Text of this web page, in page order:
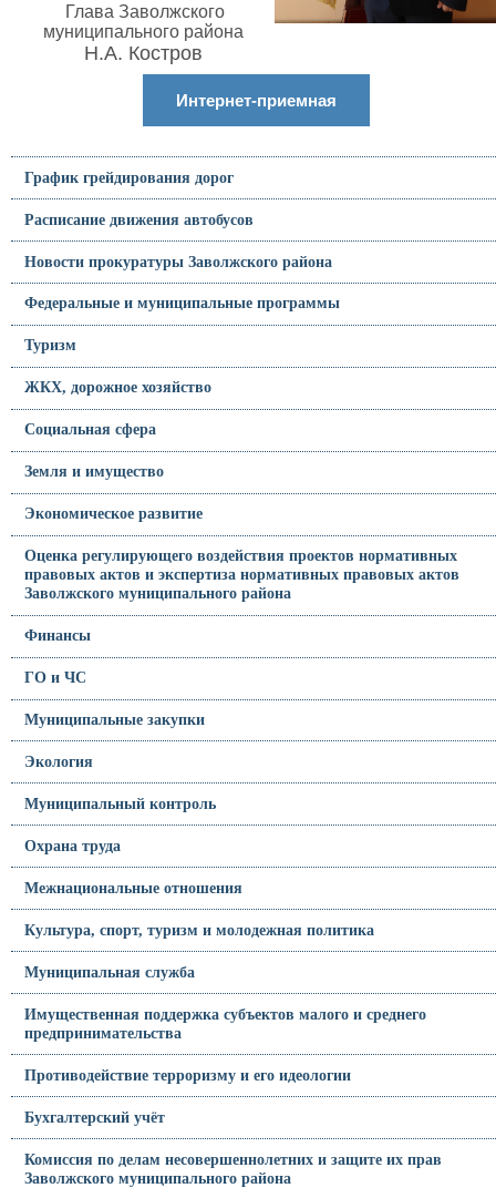
Глава Заволжского
муниципального района
Н.А. Костров
Интернет-приемная
График грейдирования дорог
Расписание движения автобусов
Новости прокуратуры Заволжского района
Федеральные и муниципальные программы
Туризм
ЖКХ, дорожное хозяйство
Социальная сфера
Земля и имущество
Экономическое развитие
Оценка регулирующего воздействия проектов нормативных
правовых актов и экспертиза нормативных правовых актов
Заволжского муниципального района
Финансы
ГО и ЧС
Муниципальные закупки
Экология
Муниципальный контроль
Охрана труда
Межнациональные отношения
Культура, спорт, туризм и молодежная политика
Муниципальная служба
Имущественная поддержка субъектов малого и среднего
предпринимательства
Противодействие терроризму и его идеологии
Бухгалтерский учёт
Комиссия по делам несовершеннолетних и защите их прав
Заволжского муниципального района